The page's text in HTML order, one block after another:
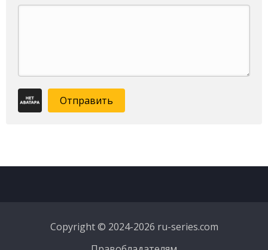
Отправить
Copyright © 2024-2026 ru-series.com